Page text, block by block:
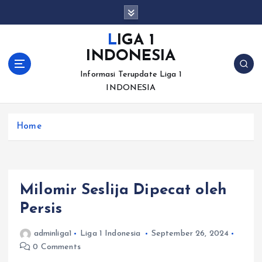
LIGA 1
INDONESIA
Informasi Terupdate Liga 1
INDONESIA
Home
Milomir Seslija Dipecat oleh
Persis
adminliga1 Liga 1 Indonesia
September 26, 2024
0 Comments